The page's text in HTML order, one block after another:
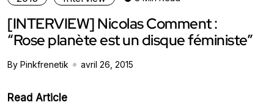
[INTERVIEW] Nicolas Comment :
“Rose planète est un disque féministe”
By Pinkfrenetik avril 26, 2015
Read Article